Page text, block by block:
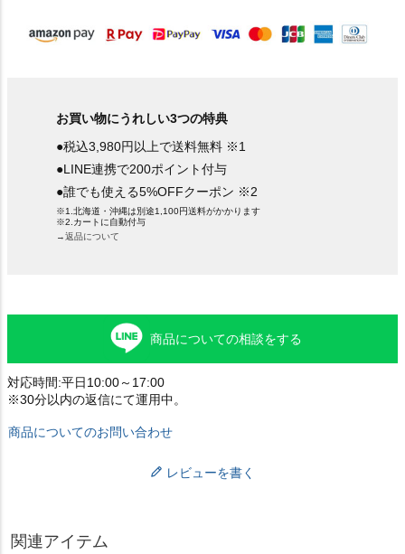
お買い物にうれしい3つの特典
●税込3,980円以上で送料無料 ※1
●LINE連携で200ポイント付与
●誰でも使える5%OFFクーポン ※2
※1.北海道・沖縄は別途1,100円送料がかかります
※2.カートに自動付与
→返品について
商品についての相談をする
対応時間:平日10:00～17:00
※30分以内の返信にて運用中。
商品についてのお問い合わせ
レビューを書く
関連アイテム